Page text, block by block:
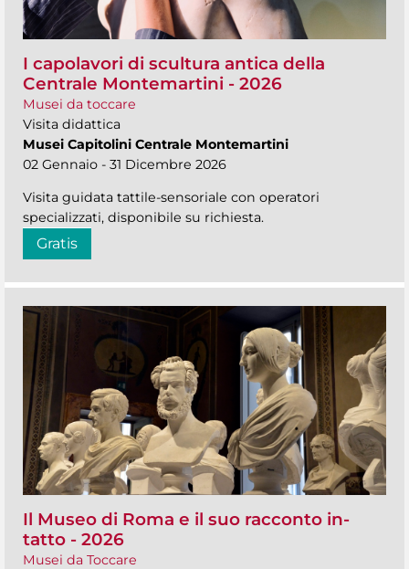
I capolavori di scultura antica della
Centrale Montemartini - 2026
Musei da toccare
Visita didattica
Musei Capitolini Centrale Montemartini
02 Gennaio - 31 Dicembre 2026
Visita guidata tattile-sensoriale con operatori
specializzati, disponibile su richiesta.
Gratis
Il Museo di Roma e il suo racconto in-
tatto - 2026
Musei da Toccare